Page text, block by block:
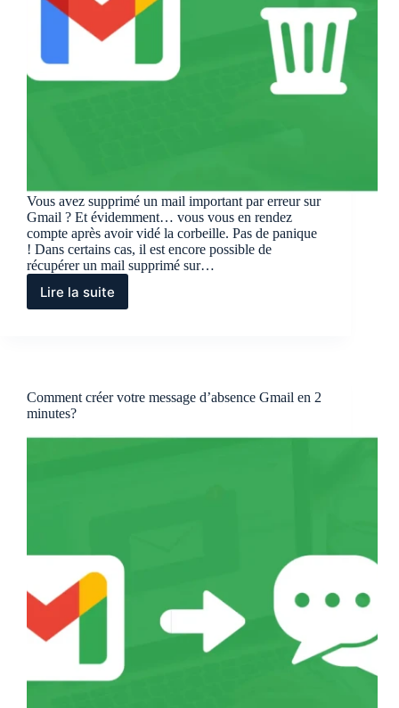
Vous avez supprimé un mail important par erreur sur
Gmail ? Et évidemment… vous vous en rendez
compte après avoir vidé la corbeille. Pas de panique
! Dans certains cas, il est encore possible de
récupérer un mail supprimé sur…
Lire la suite
Comment
sur
Gmail
?
Comment créer votre message d’absence Gmail en 2
minutes?